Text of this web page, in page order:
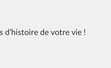
d’histoire de votre vie !